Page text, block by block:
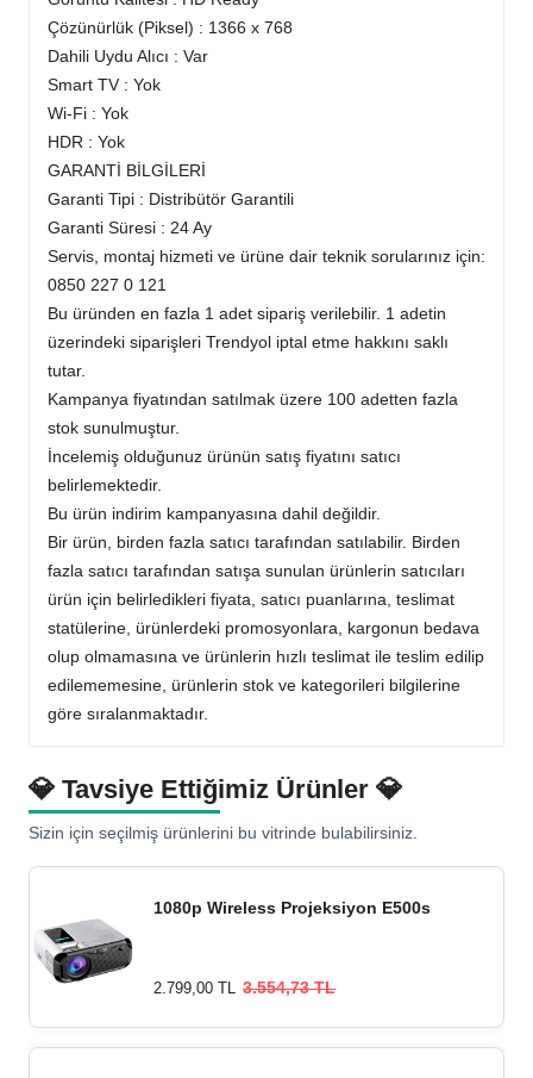
Çözünürlük (Piksel) : 1366 x 768
Dahili Uydu Alıcı : Var
Smart TV : Yok
Wi-Fi : Yok
HDR : Yok
GARANTİ BİLGİLERİ
Garanti Tipi : Distribütör Garantili
Garanti Süresi : 24 Ay
Servis, montaj hizmeti ve ürüne dair teknik sorularınız için:
0850 227 0 121
Bu üründen en fazla 1 adet sipariş verilebilir. 1 adetin
üzerindeki siparişleri Trendyol iptal etme hakkını saklı
tutar.
Kampanya fiyatından satılmak üzere 100 adetten fazla
stok sunulmuştur.
İncelemiş olduğunuz ürünün satış fiyatını satıcı
belirlemektedir.
Bu ürün indirim kampanyasına dahil değildir.
Bir ürün, birden fazla satıcı tarafından satılabilir. Birden
fazla satıcı tarafından satışa sunulan ürünlerin satıcıları
ürün için belirledikleri fiyata, satıcı puanlarına, teslimat
statülerine, ürünlerdeki promosyonlara, kargonun bedava
olup olmamasına ve ürünlerin hızlı teslimat ile teslim edilip
edilememesine, ürünlerin stok ve kategorileri bilgilerine
göre sıralanmaktadır.
💎 Tavsiye Ettiğimiz Ürünler 💎
Sizin için seçilmiş ürünlerini bu vitrinde bulabilirsiniz.
1080p Wireless Projeksiyon E500s
2.799,00 TL 3.554,73 TL